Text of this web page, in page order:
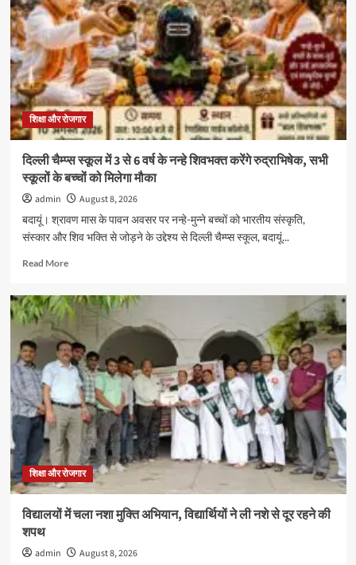
प्रदेश
के
बदायूं
संकुल
का
आचार्य
अभ्यास
वर्ग
श्री
सरस्वती
विद्या
मंदिर
कॉलेज
में
शिक्षा और रोजगार
दिल्ली चैम्प्स स्कूल में 3 से 6 वर्ष के नन्हे शिवभक्त करेंगे रुद्राभिषेक, सभी
स्कूलों के बच्चों को मिलेगा मौका
admin
August 8, 2026
बदायूं। श्रावण मास के पावन अवसर पर नन्हे-मुन्ने बच्चों को भारतीय संस्कृति,
संस्कार और शिव भक्ति से जोड़ने के उद्देश्य से दिल्ली चैम्प्स स्कूल, बदायूं...
Read MoreRead
दिल्ली
चैम्प्स
स्कूल
में
3
6
वर्ष
के
नन्हे
शिवभक्त
करेंगे
रुद्राभिषेक,
स्कूलों
बच्चों
शिक्षा और रोजगार
विद्यालयों में चला नशा मुक्ति अभियान, विद्यार्थियों ने ली नशे से दूर रहने की
शपथ
admin August 8, 2026